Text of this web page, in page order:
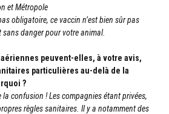
et Métropole
obligatoire, ce vaccin n’est bien sûr pas
danger pour votre animal.
peuvent-elles, à votre avis,
particulières au-delà de la
?
la confusion ! Les compagnies étant privées,
règles sanitaires. Il y a notamment des